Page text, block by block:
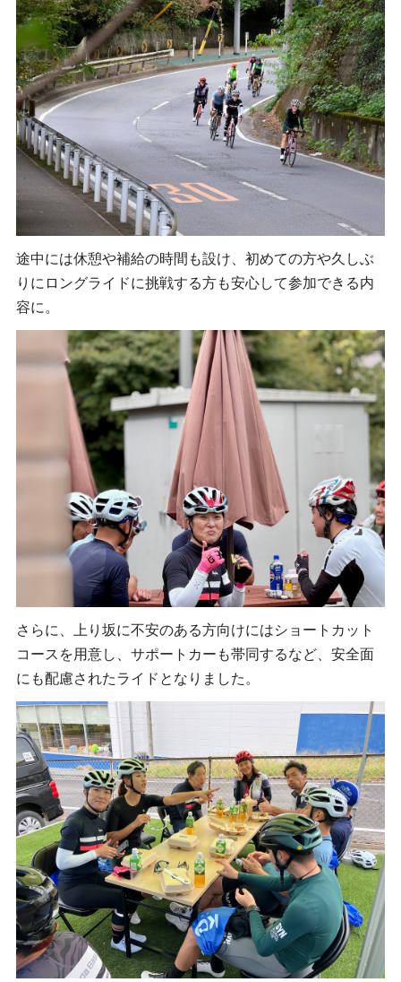
途中には休憩や補給の時間も設け、初めての方や久しぶ
りにロングライドに挑戦する方も安心して参加できる内
容に。
さらに、上り坂に不安のある方向けにはショートカット
コースを用意し、サポートカーも帯同するなど、安全面
にも配慮されたライドとなりました。